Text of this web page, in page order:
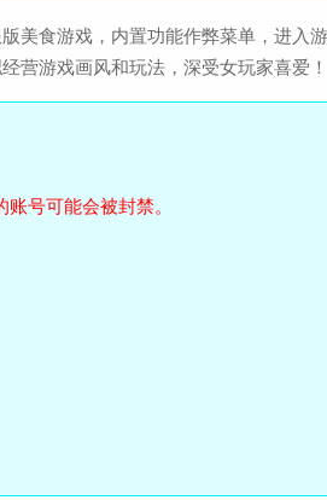
美食游戏，内置功能作弊菜单，进入
营游戏画风和玩法，深受女玩家喜爱！
号可能会被封禁。